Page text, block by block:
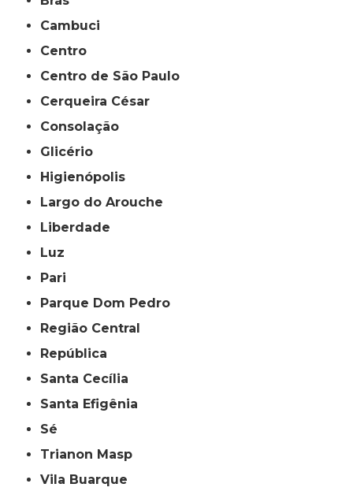
Cambuci
Centro
Centro de São Paulo
Cerqueira César
Consolação
Glicério
Higienópolis
Largo do Arouche
Liberdade
Luz
Pari
Parque Dom Pedro
Região Central
República
Santa Cecília
Santa Efigênia
Sé
Trianon Masp
Vila Buarque